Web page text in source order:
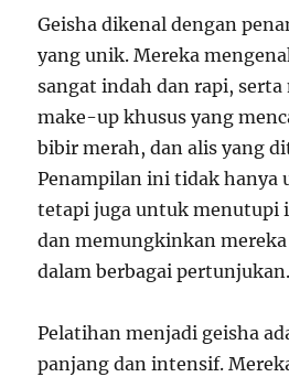
Geisha dikenal dengan
yang unik. Mereka
sangat indah dan rapi,
make-up khusus yang
bibir merah, dan alis yang
Penampilan ini tidak hanya
tetapi juga untuk menutupi
dan memungkinkan
dalam berbagai pertunjukan.
Pelatihan menjadi geisha
panjang dan intensif.